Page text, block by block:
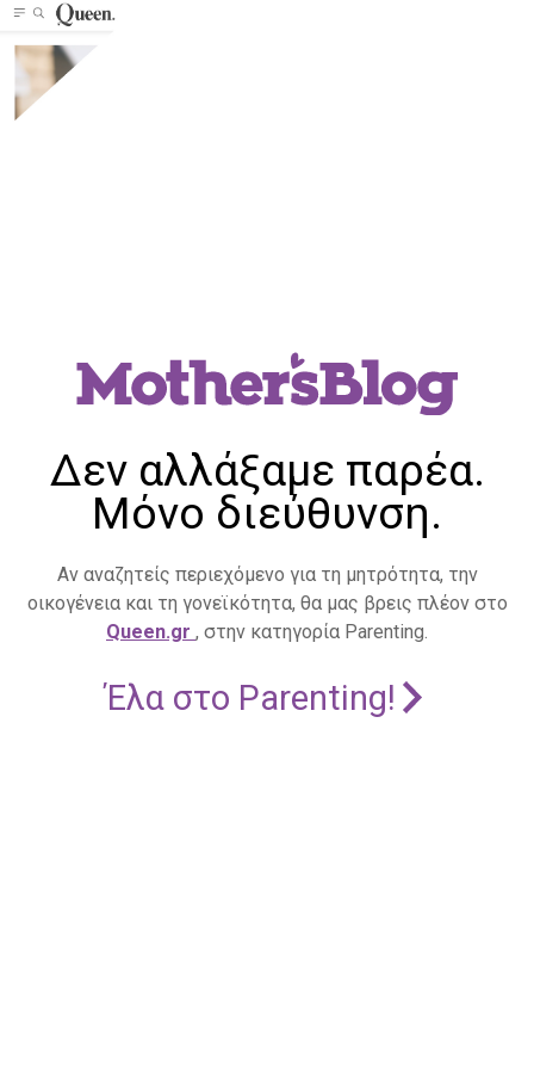
Δεν αλλάξαμε παρέα.
Μόνο διεύθυνση.
Αν αναζητείς περιεχόμενο για τη μητρότητα, την
οικογένεια και τη γονεϊκότητα, θα μας βρεις πλέον στο
Queen.gr , στην κατηγορία Parenting.
Έλα στο Parenting!